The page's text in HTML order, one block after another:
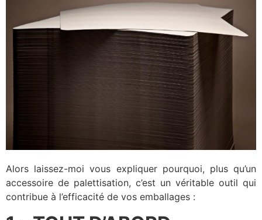
Alors laissez-moi vous expliquer pourquoi, plus qu’un
accessoire de palettisation, c’est un véritable outil qui
contribue à l’efficacité de vos emballages :